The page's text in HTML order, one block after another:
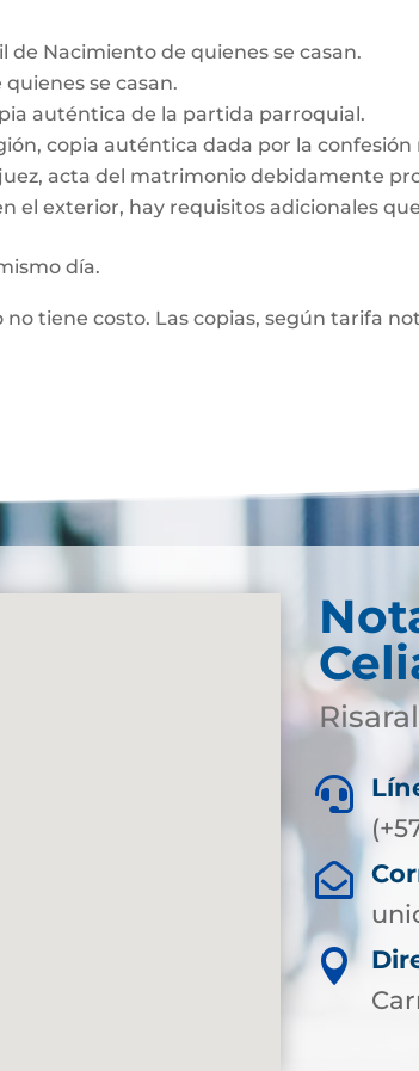
de Nacimiento de quienes se casan.
se casan.
auténtica de la partida parroquial.
copia auténtica dada por la
acta del matrimonio debidamente
el exterior, hay requisitos adicionales
día.
tiene costo. Las copias, según tarifa


